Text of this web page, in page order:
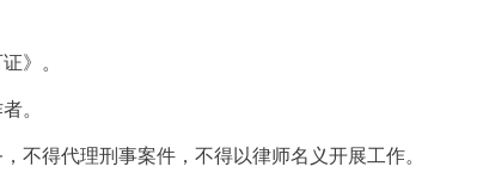
》。
。
不得代理刑事案件，不得以律师名义开展工作。